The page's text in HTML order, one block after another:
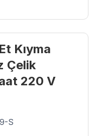
Kıyma
Çelik
220 V
S